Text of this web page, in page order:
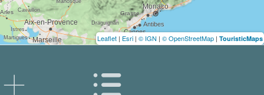
Leaflet | Esri | © IGN | © OpenStreetMap | TouristicMaps